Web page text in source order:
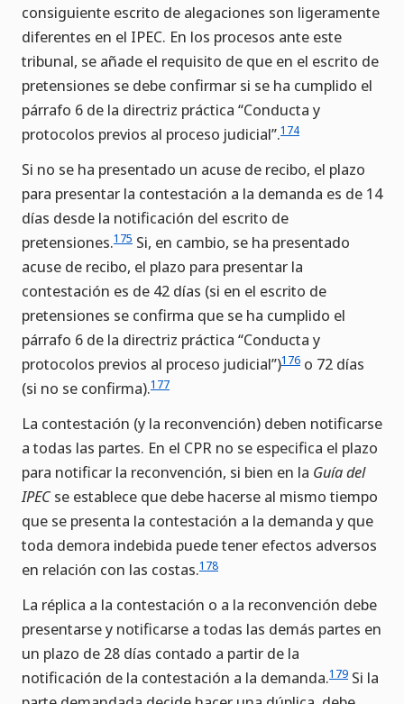
consiguiente escrito de alegaciones son ligeramente
diferentes en el IPEC. En los procesos ante este
tribunal, se añade el requisito de que en el escrito de
pretensiones se debe confirmar si se ha cumplido el
párrafo 6 de la directriz práctica “Conducta y
protocolos previos al proceso judicial”.174
Si no se ha presentado un acuse de recibo, el plazo
para presentar la contestación a la demanda es de 14
días desde la notificación del escrito de
pretensiones.175 Si, en cambio, se ha presentado
acuse de recibo, el plazo para presentar la
contestación es de 42 días (si en el escrito de
pretensiones se confirma que se ha cumplido el
párrafo 6 de la directriz práctica “Conducta y
protocolos previos al proceso judicial”)176 o 72 días
(si no se confirma).177
La contestación (y la reconvención) deben notificarse
a todas las partes. En el CPR no se especifica el plazo
para notificar la reconvención, si bien en la Guía del
IPECse establece que debe hacerse al mismo tiempo
que se presenta la contestación a la demanda y que
toda demora indebida puede tener efectos adversos
en relación con las costas.178
La réplica a la contestación o a la reconvención debe
presentarse y notificarse a todas las demás partes en
un plazo de 28 días contado a partir de la
notificación de la contestación a la demanda.179 Si la